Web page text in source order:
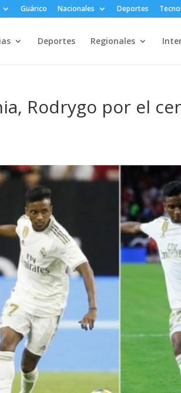
Guárico Nacionales Deportes
Deportes Regionales
Rodrygo por el